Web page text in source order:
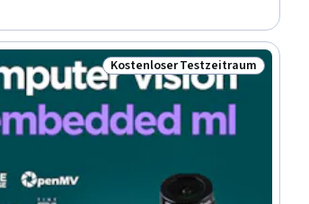
Status: Kostenloser
Kostenloser Testzeitraum